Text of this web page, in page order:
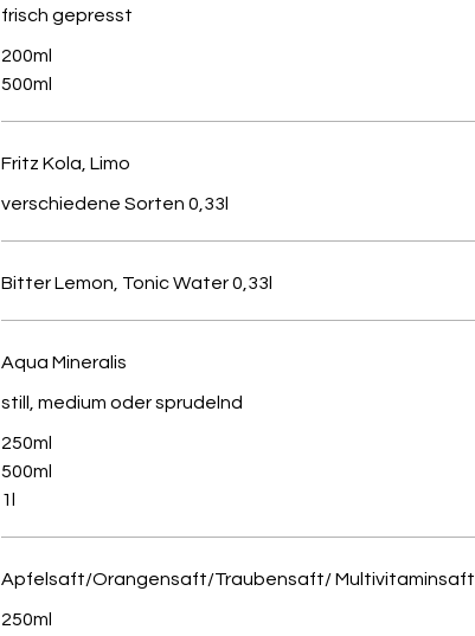
frisch gepresst
200ml
500ml
Fritz Kola, Limo
verschiedene Sorten 0,33l
Bitter Lemon, Tonic Water 0,33l
Aqua Mineralis
still, medium oder sprudelnd
250ml
500ml
1l
Apfelsaft/Orangensaft/Traubensaft/ Multivitaminsaft
250ml